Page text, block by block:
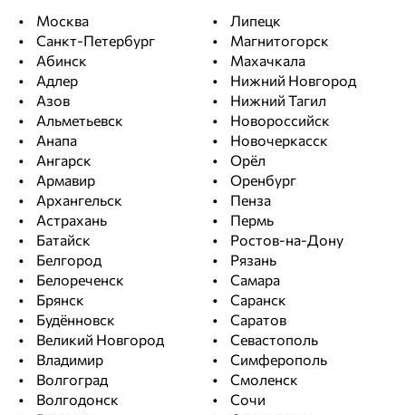
Москва
Санкт-Петербург
Абинск
Адлер
Азов
Альметьевск
Анапа
Ангарск
Армавир
Архангельск
Астрахань
Батайск
Белгород
Белореченск
Брянск
Будённовск
Великий Новгород
Владимир
Волгоград
Волгодонск
Липецк
Магнитогорск
Махачкала
Нижний Новгород
Нижний Тагил
Новороссийск
Новочеркасск
Орёл
Оренбург
Пенза
Пермь
Ростов-на-Дону
Рязань
Самара
Саранск
Саратов
Севастополь
Симферополь
Смоленск
Сочи